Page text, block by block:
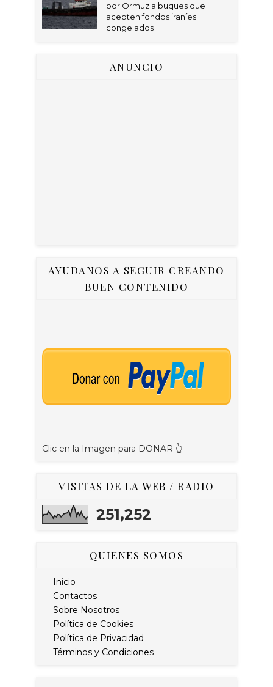
por Ormuz a buques que
acepten fondos iraníes
congelados
ANUNCIO
AYUDANOS A SEGUIR CREANDO
BUEN CONTENIDO
Clic en la Imagen para DONAR 👆
VISITAS DE LA WEB / RADIO
251,252
QUIENES SOMOS
Inicio
Contactos
Sobre Nosotros
Política de Cookies
Política de Privacidad
Términos y Condiciones